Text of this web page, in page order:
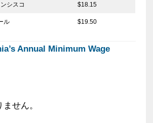
シスコ $18.15
ル $19.50
Annual Minimum Wage
せん。